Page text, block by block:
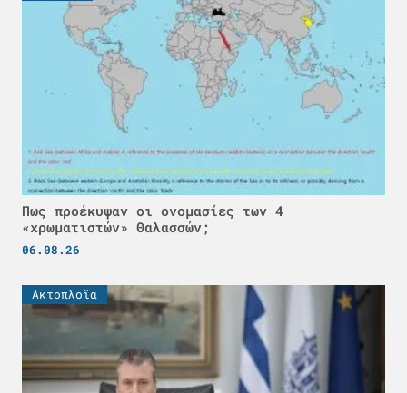
Πως προέκυψαν οι ονομασίες των 4
«χρωματιστών» Θαλασσών;
06.08.26
Ακτοπλοϊα